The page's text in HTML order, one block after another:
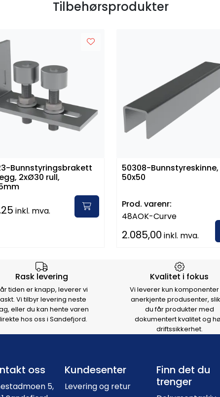
Tilbehørsprodukter
Bunnstyringsbrakett
2xØ30 rull,
inkl. mva.
50308-
50x50
Prod. varenr:
48AOK-Curve
2.085,00 inkl. mva.
Rask levering
tiden er knapp, leverer vi
Vi tilbyr levering neste
eller du kan hente varen
hos oss i Sandefjord.
Kvalitet i fokus
Vi leverer kun
anerkjente produsenter,
du får produkter med
dokumentert kvalitet og
driftssikkerhet.
Footer navigation
oss
5,
Kundesenter
Levering og retur
Finn det du
trenger